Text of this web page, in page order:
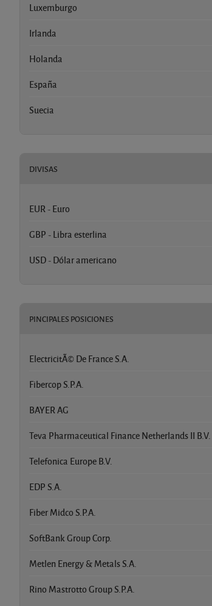
Luxemburgo
Irlanda
Holanda
España
Suecia
DIVISAS
EUR - Euro
GBP - Libra esterlina
USD - Dólar americano
PINCIPALES POSICIONES
ElectricitÃ© De France S.A.
Fibercop S.P.A.
BAYER AG
Teva Pharmaceutical Finance Netherlands II B.V.
Telefonica Europe B.V.
EDP S.A.
Fiber Midco S.P.A.
SoftBank Group Corp.
Metlen Energy & Metals S.A.
Rino Mastrotto Group S.P.A.